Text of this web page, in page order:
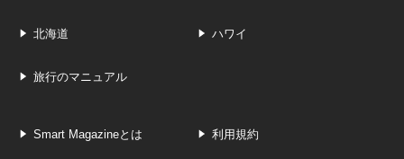
北海道 ハワイ
旅行のマニュアル
Smart Magazineとは 利用規約